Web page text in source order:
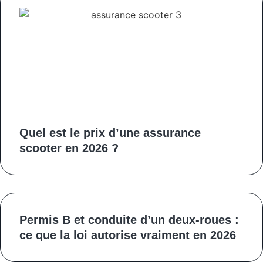
Quel est le prix d’une assurance
scooter en 2026 ?
Permis B et conduite d’un deux‑roues :
ce que la loi autorise vraiment en 2026